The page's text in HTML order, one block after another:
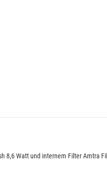
8,6 Watt und internem Filter Amtra